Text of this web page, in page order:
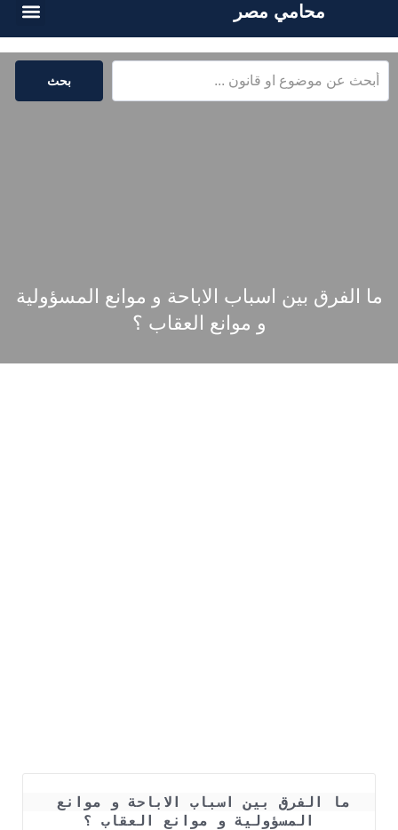
محامي مصر
بحث
ما الفرق بين اسباب الاباحة و موانع المسؤولية
و موانع العقاب ؟
المسؤولية و موانع العقاب ؟